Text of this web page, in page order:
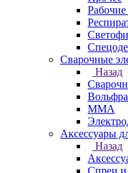
Рабочие
Сварочные
Назад
ММА
Аксессуары
Назад
Спреи и